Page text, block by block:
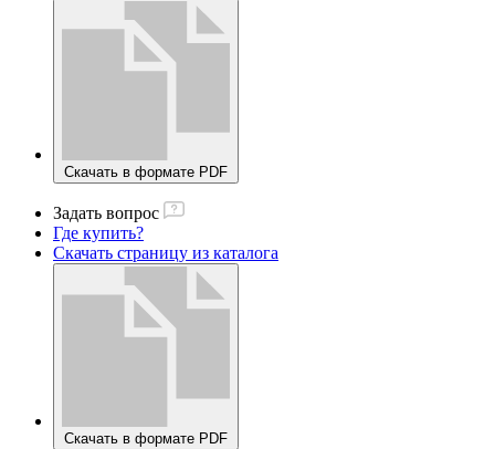
Скачать в формате PDF
Задать вопрос
Где купить?
Скачать страницу из каталога
Скачать в формате PDF